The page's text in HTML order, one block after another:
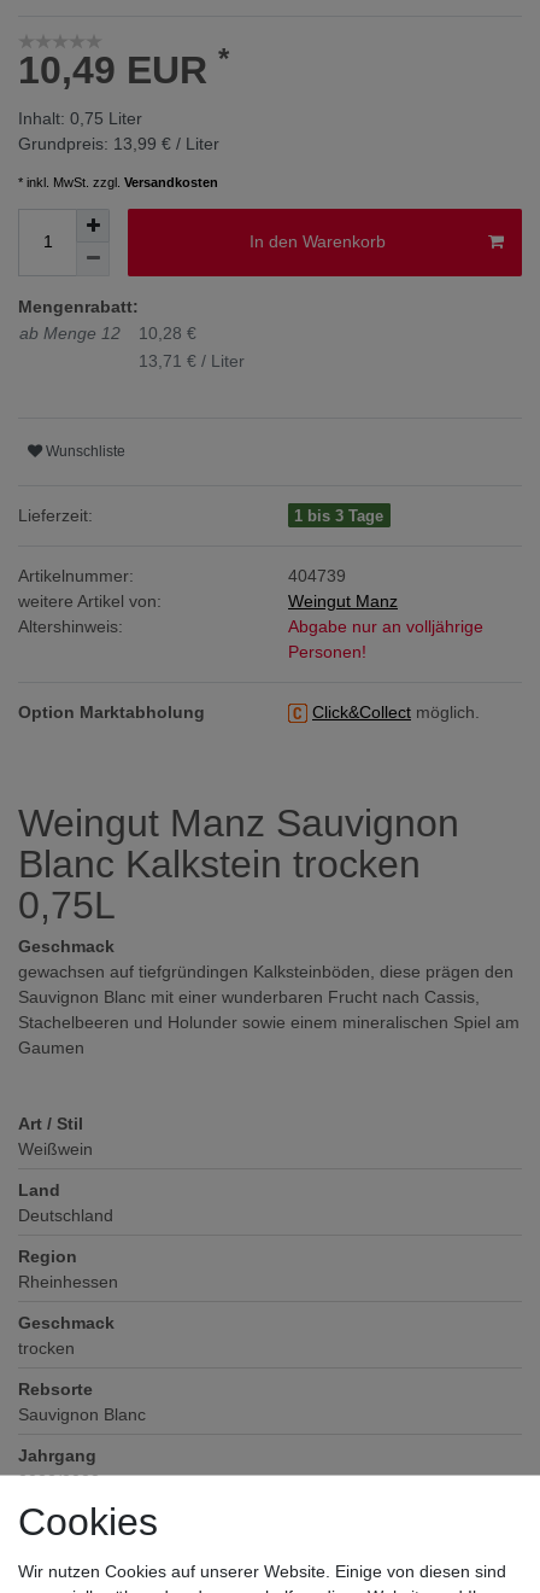
10,49 EUR *
Inhalt: 0,75 Liter
Grundpreis: 13,99 € / Liter
* inkl. MwSt. zzgl. Versandkosten
In den Warenkorb
Mengenrabatt:
ab Menge 12
10,28 €
13,71 € / Liter
Wunschliste
Lieferzeit: 1 bis 3 Tage
Artikelnummer:
404739
weitere Artikel von:
Weingut Manz
Altershinweis:
Abgabe nur an volljährige
Personen!
Option Marktabholung Click&Collect möglich.
Weingut Manz Sauvignon
Blanc Kalkstein trocken
0,75L
Geschmack
gewachsen auf tiefgründingen Kalksteinböden, diese prägen den
Sauvignon Blanc mit einer wunderbaren Frucht nach Cassis,
Stachelbeeren und Holunder sowie einem mineralischen Spiel am
Gaumen
Art / Stil
Weißwein
Land
Deutschland
Region
Rheinhessen
Geschmack
trocken
Rebsorte
Sauvignon Blanc
Jahrgang
2022/2023
Alkoholgehalt
Verschluss
Cookies
Wir nutzen Cookies auf unserer Website. Einige von diesen sind